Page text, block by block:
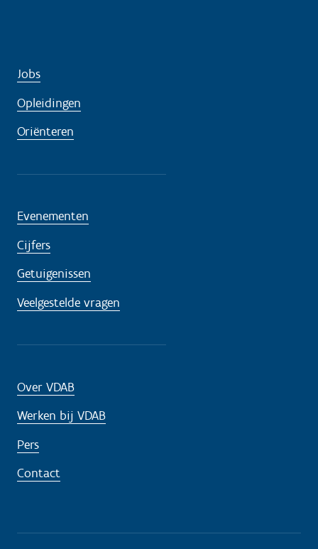
Jobs
Opleidingen
Oriënteren
Evenementen
Cijfers
Getuigenissen
Veelgestelde vragen
Over VDAB
Werken bij VDAB
Pers
Contact